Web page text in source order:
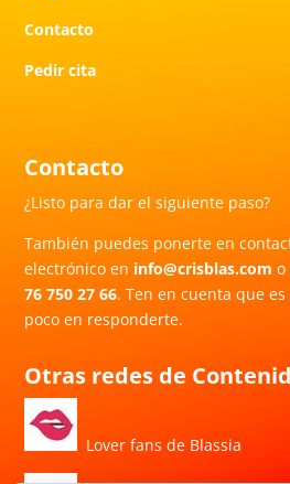
Contacto
Pedir cita
Contacto
¿Listo para dar el siguiente paso?
También puedes ponerte en
electrónico en info@crisblas.com o
76 750 27 66. Ten en cuenta que
poco en responderte.
Otras redes de
Lover fans de Blassia